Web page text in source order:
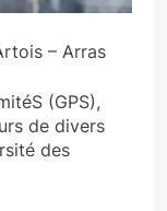
– Arras
(GPS),
de divers
des